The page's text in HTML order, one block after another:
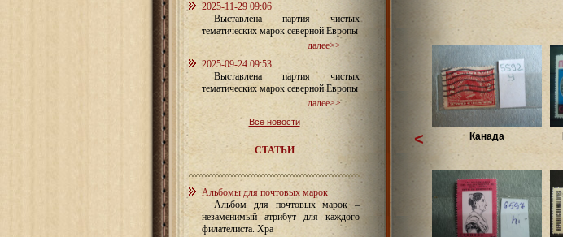
2025-11-29 09:06
Выставлена партия чистых
тематических марок северной Европы
далее>>
2025-09-24 09:53
Выставлена партия чистых
тематических марок северной Европы
далее>>
Все новости
СТАТЬИ
Альбомы для почтовых марок
Альбом для почтовых марок –
незаменимый атрибут для каждого
филателиста. Хра
Канада
<